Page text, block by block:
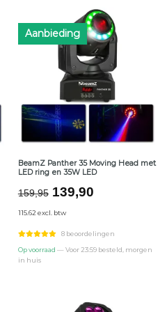
Aanbieding
BeamZ Panther 35 Moving Head met
LED ring en 35W LED
159,95 Oorspronkelijke
was:
€159,95.
139,90Huidige
€139,90.
115.62 excl. btw
8 beoordelingen
Op voorraad — Voor 23:59 besteld, morgen
in huis